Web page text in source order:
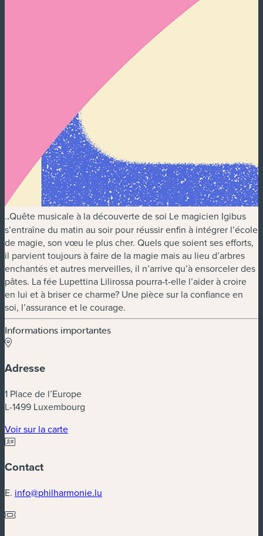
..Quête musicale à la découverte de soi Le magicien Igibus
s’entraîne du matin au soir pour réussir enfin à intégrer l’école
de magie, son vœu le plus cher. Quels que soient ses efforts,
il parvient toujours à faire de la magie mais au lieu d’arbres
enchantés et autres merveilles, il n’arrive qu’à ensorceler des
pâtes. La fée Lupettina Lilirossa pourra-t-elle l’aider à croire
en lui et à briser ce charme? Une pièce sur la confiance en
soi, l’assurance et le courage.
Informations importantes
Adresse
1 Place de l’Europe
L-1499 Luxembourg
Voir sur la carte(nouvelle fenêtre)
Contact
E. info@philharmonie.lu